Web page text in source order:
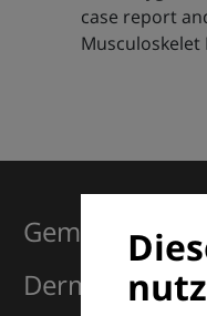
case report
Musculoskelet
Gemeinsam
Dermatologie